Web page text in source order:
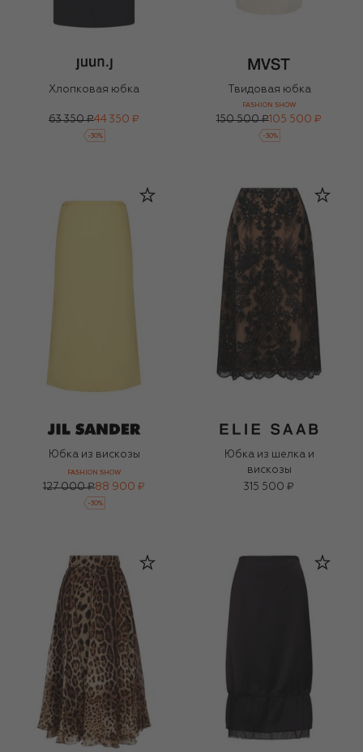
Хлопковая юбка
63 350 ₽44 350 ₽
-30%
Твидовая юбка
FASHION SHOW
150 500 ₽ 105 500 ₽
-30%
Юбка из вискозы
FASHION SHOW
127 000 ₽88 900 ₽
-30%
Юбка из шелка и
вискозы
315 500 ₽